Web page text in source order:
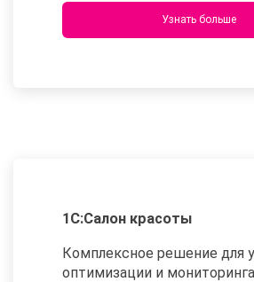
Узнать больше
1С:Салон красоты
Комплексное решение для
оптимизации и